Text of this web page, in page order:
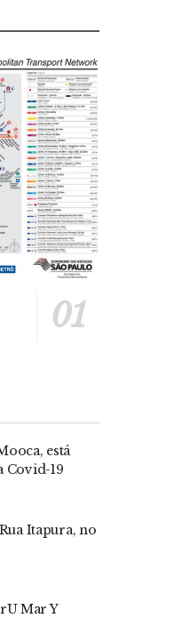
está
Covid-19
Itapura, no
Mar Y